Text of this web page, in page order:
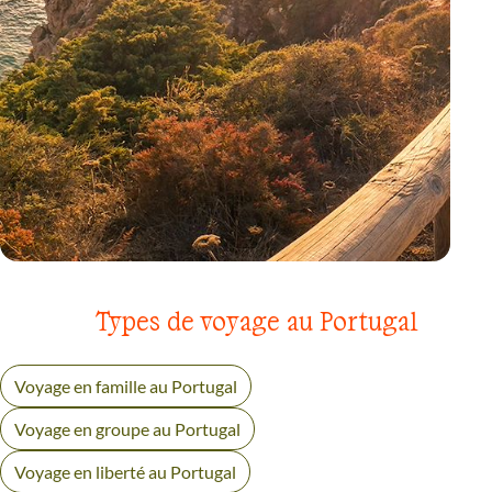
Types de voyage au Portugal
Voyage en famille au Portugal
Voyage en groupe au Portugal
Voyage en liberté au Portugal